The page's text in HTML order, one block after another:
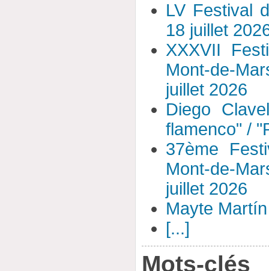
LV Festival
18 juillet
XXXVII
Mont-de-
juillet 2026
Diego
flamenco" /
37ème
Mont-de-
juillet 2026
Mayte
[...]
Mots-clés